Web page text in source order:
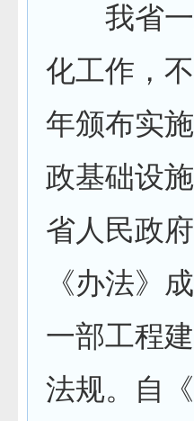
我省一
化工作，
年颁布实
政基础设
省人民政
《办法》
一部工程
法规。自